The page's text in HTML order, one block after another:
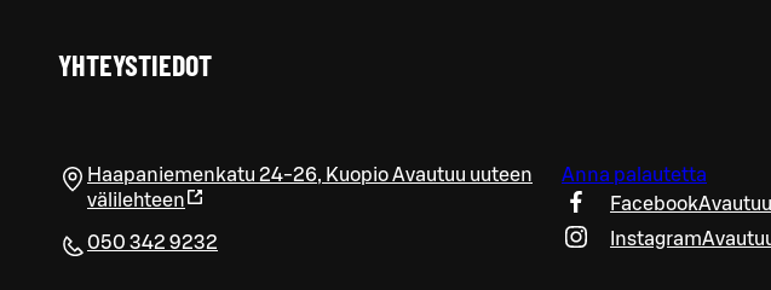
YHTEYSTIEDOT
Haapaniemenkatu 24-26, KuopioAvautuu uuteen
välilehteen
050 342 9232
Anna palautetta
Facebook
Instagram